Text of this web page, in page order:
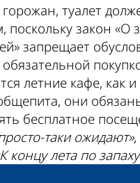
туалет
поскольку закон «О
запрещает
обязательной
летние кафе, как
они
бесплатное
таки ожидают»
концу лета по